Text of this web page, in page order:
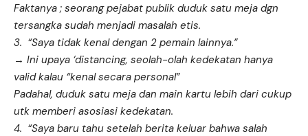
Faktanya ; seorang pejabat publik duduk satu meja dgn
tersangka sudah menjadi masalah etis.
3. “Saya tidak kenal dengan 2 pemain lainnya.”
→ Ini upaya ‘distancing, seolah-olah kedekatan hanya
valid kalau “kenal secara personal”
Padahal, duduk satu meja dan main kartu lebih dari cukup
utk memberi asosiasi kedekatan.
4. “Saya baru tahu setelah berita keluar bahwa salah